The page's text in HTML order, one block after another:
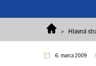
> Hlavná
6. marca 2009